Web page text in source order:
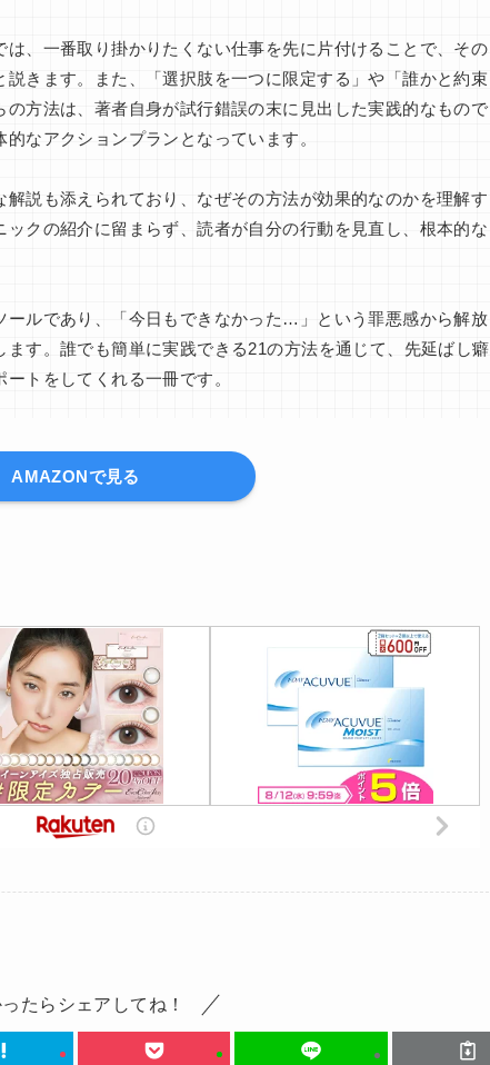
、一番取り掛かりたくない仕事を先に片付けることで、その
きます。また、「選択肢を一つに限定する」や「誰かと約束
方法は、著者自身が試行錯誤の末に見出した実践的なもので
なアクションプランとなっています。
説も添えられており、なぜその方法が効果的なのかを理解す
クの紹介に留まらず、読者が自分の行動を見直し、根本的な
ールであり、「今日もできなかった…」という罪悪感から解放
す。誰でも簡単に実践できる21の方法を通じて、先延ばし癖
トをしてくれる一冊です。
AMAZONで見る
たらシェアしてね！